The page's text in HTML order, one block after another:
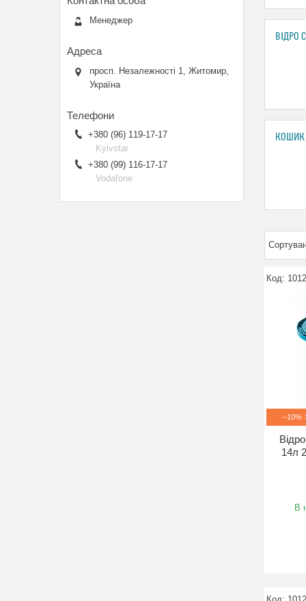
ВІДРО
КОШИК
–10%
14л
В
Менеджер
просп. Незалежності 1, Житомир,
Україна
+380 (96) 119-17-17
Kyivstar
+380 (99) 116-17-17
Vodafone